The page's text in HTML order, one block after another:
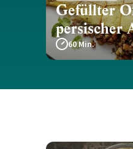
Gefüllter
persischer
60 Min.